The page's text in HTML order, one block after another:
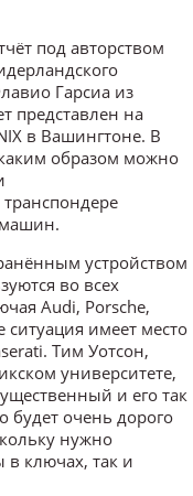
под авторством
Гарсиа из
представлен на
в Вашингтоне. В
образом можно
машин.
устройством
во всех
Audi, Porsche,
имеет место
Тим Уотсон,
университете,
и его так
будет очень дорого
нужно
в ключах, так и